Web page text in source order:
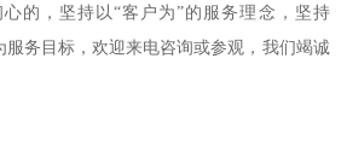
的，坚持以“客户为”的服务理念，坚持
服务目标，欢迎来电咨询或参观，我们竭诚